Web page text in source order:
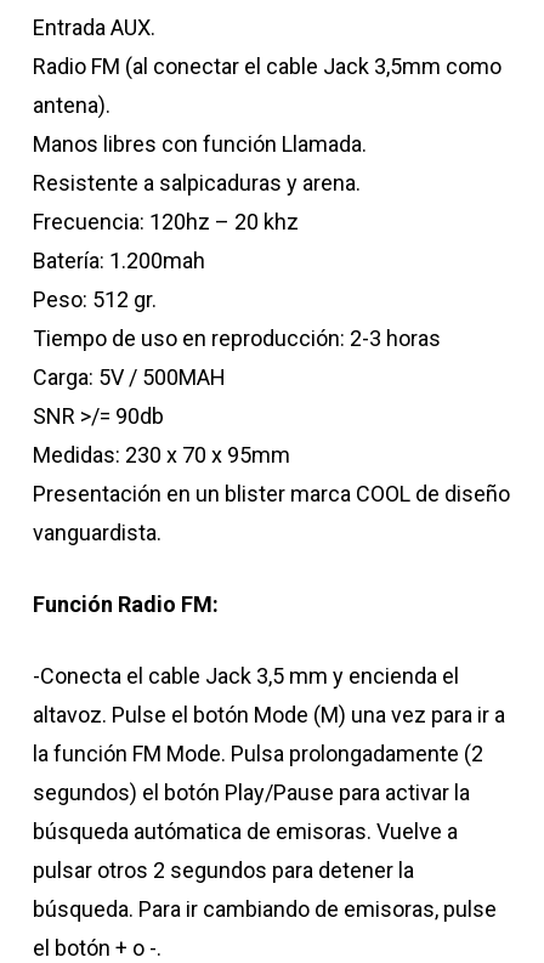
Entrada AUX.
Radio FM (al conectar el cable Jack 3,5mm como
antena).
Manos libres con función Llamada.
Resistente a salpicaduras y arena.
Frecuencia: 120hz – 20 khz
Batería: 1.200mah
Peso: 512 gr.
Tiempo de uso en reproducción: 2-3 horas
Carga: 5V / 500MAH
SNR >/= 90db
Medidas: 230 x 70 x 95mm
Presentación en un blister marca COOL de diseño
vanguardista.
Función Radio FM:
-Conecta el cable Jack 3,5 mm y encienda el
altavoz. Pulse el botón Mode (M) una vez para ir a
la función FM Mode. Pulsa prolongadamente (2
segundos) el botón Play/Pause para activar la
búsqueda autómatica de emisoras. Vuelve a
pulsar otros 2 segundos para detener la
búsqueda. Para ir cambiando de emisoras, pulse
el botón + o -.